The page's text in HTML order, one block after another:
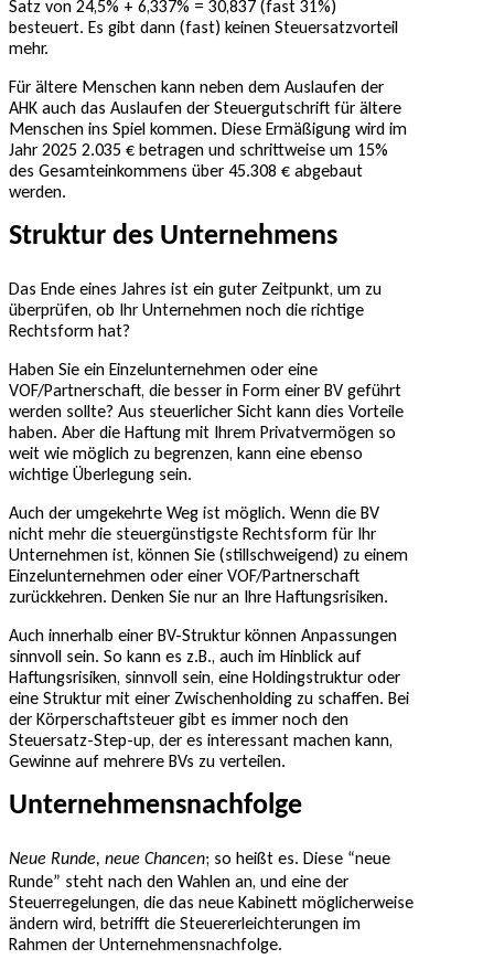
Satz von 24,5% + 6,337% = 30,837 (fast 31%)
besteuert. Es gibt dann (fast) keinen Steuersatzvorteil
mehr.
Für ältere Menschen kann neben dem Auslaufen der
AHK auch das Auslaufen der Steuergutschrift für ältere
Menschen ins Spiel kommen. Diese Ermäßigung wird im
Jahr 2025 2.035 € betragen und schrittweise um 15%
des Gesamteinkommens über 45.308 € abgebaut
werden.
Struktur des Unternehmens
Das Ende eines Jahres ist ein guter Zeitpunkt, um zu
überprüfen, ob Ihr Unternehmen noch die richtige
Rechtsform hat?
Haben Sie ein Einzelunternehmen oder eine
VOF/Partnerschaft, die besser in Form einer BV geführt
werden sollte? Aus steuerlicher Sicht kann dies Vorteile
haben. Aber die Haftung mit Ihrem Privatvermögen so
weit wie möglich zu begrenzen, kann eine ebenso
wichtige Überlegung sein.
Auch der umgekehrte Weg ist möglich. Wenn die BV
nicht mehr die steuergünstigste Rechtsform für Ihr
Unternehmen ist, können Sie (stillschweigend) zu einem
Einzelunternehmen oder einer VOF/Partnerschaft
zurückkehren. Denken Sie nur an Ihre Haftungsrisiken.
Auch innerhalb einer BV-Struktur können Anpassungen
sinnvoll sein. So kann es z.B., auch im Hinblick auf
Haftungsrisiken, sinnvoll sein, eine Holdingstruktur oder
eine Struktur mit einer Zwischenholding zu schaffen. Bei
der Körperschaftsteuer gibt es immer noch den
Steuersatz-Step-up, der es interessant machen kann,
Gewinne auf mehrere BVs zu verteilen.
Unternehmensnachfolge
Neue Runde, neue Chancen; so heißt es. Diese “neue
Runde” steht nach den Wahlen an, und eine der
Steuerregelungen, die das neue Kabinett möglicherweise
ändern wird, betrifft die Steuererleichterungen im
Rahmen der Unternehmensnachfolge.